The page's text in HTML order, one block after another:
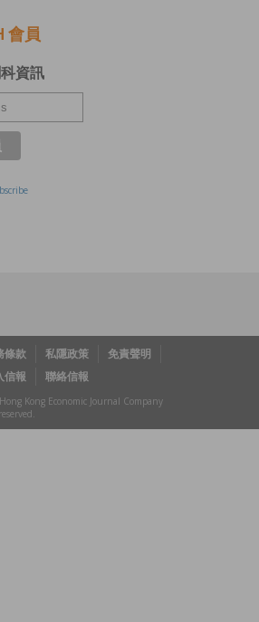
會員
資訊
條款 私隱政策
免責聲明
信報 聯絡信報
Kong Economic Journal Company